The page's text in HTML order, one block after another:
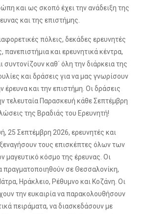
και ως σκοπό έχει την ανάδειξη της
και της επιστήμης.
πόλεις, δεκάδες ερευνητές
πανεπιστήμια και ερευνητικά κέντρα,
συντονίζουν καθ΄ όλη την διάρκεια της
και δράσεις για να μας γνωρίσουν
έρευνα και την επιστήμη. Οι δράσεις
τελευταία Παρασκευή κάθε Σεπτέμβρη
της Βραδιάς του Ερευνητή!
25 Σεπτέμβρη 2026, ερευνητές και
τους επισκέπτες όλων των
μαγευτικό κόσμο της έρευνας. Οι
πραγματοποιηθούν σε Θεσσαλονίκη,
Ηράκλειο, Ρέθυμνο και Κοζάνη. Οι
την ευκαιρία να παρακολουθήσουν
πειράματα, να διασκεδάσουν με